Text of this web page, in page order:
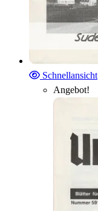
Schnellansicht
Angebot!